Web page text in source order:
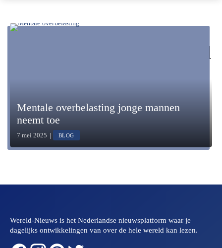
mentale gezondheid
Mentale overbelasting jonge mannen
neemt toe
7 mei 2025 | BLOG
Wereld-Nieuws is het Nederlandse nieuwsplatform waar je
dagelijks ontwikkelingen van over de hele wereld kan lezen.